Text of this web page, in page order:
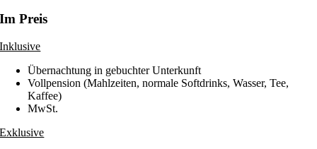
Im Preis
Inklusive
Übernachtung in gebuchter Unterkunft
Vollpension (Mahlzeiten, normale Softdrinks, Wasser, Tee,
Kaffee)
MwSt.
Exklusive